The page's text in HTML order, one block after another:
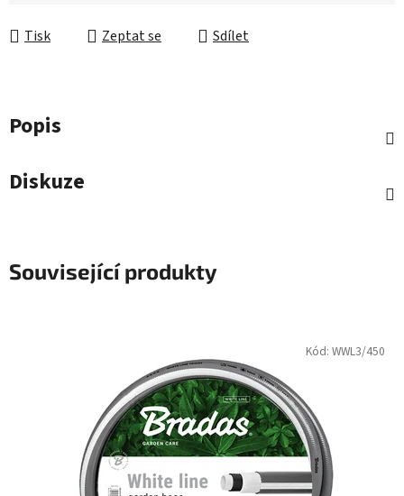
Tisk Zeptat se Sdílet
Popis
Diskuze
Související produkty
Kód: WWL3/450